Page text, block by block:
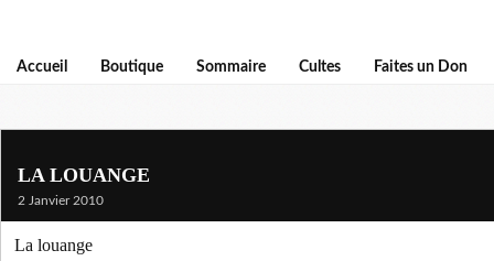
Accueil Boutique Sommaire Cultes Faites un Don
LA LOUANGE
2 Janvier 2010
La louange